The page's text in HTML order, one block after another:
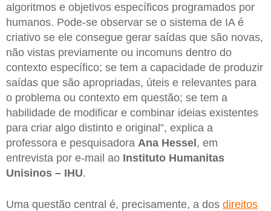
algoritmos e objetivos específicos programados por
humanos. Pode-se observar se o sistema de IA é
criativo se ele consegue gerar saídas que são novas,
não vistas previamente ou incomuns dentro do
contexto específico; se tem a capacidade de produzir
saídas que são apropriadas, úteis e relevantes para
o problema ou contexto em questão; se tem a
habilidade de modificar e combinar ideias existentes
para criar algo distinto e original”, explica a
professora e pesquisadora Ana Hessel, em
entrevista por e-mail ao Instituto Humanitas
Unisinos – IHU.
Uma questão central é, precisamente, a dos direitos